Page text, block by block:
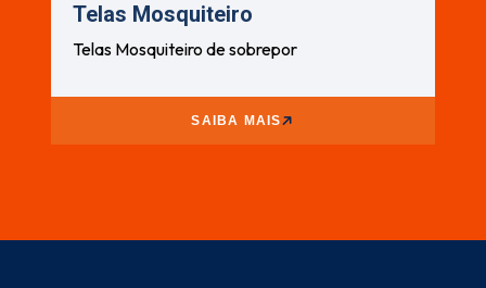
Telas Mosquiteiro
Telas Mosquiteiro de sobrepor
SAIBA MAIS